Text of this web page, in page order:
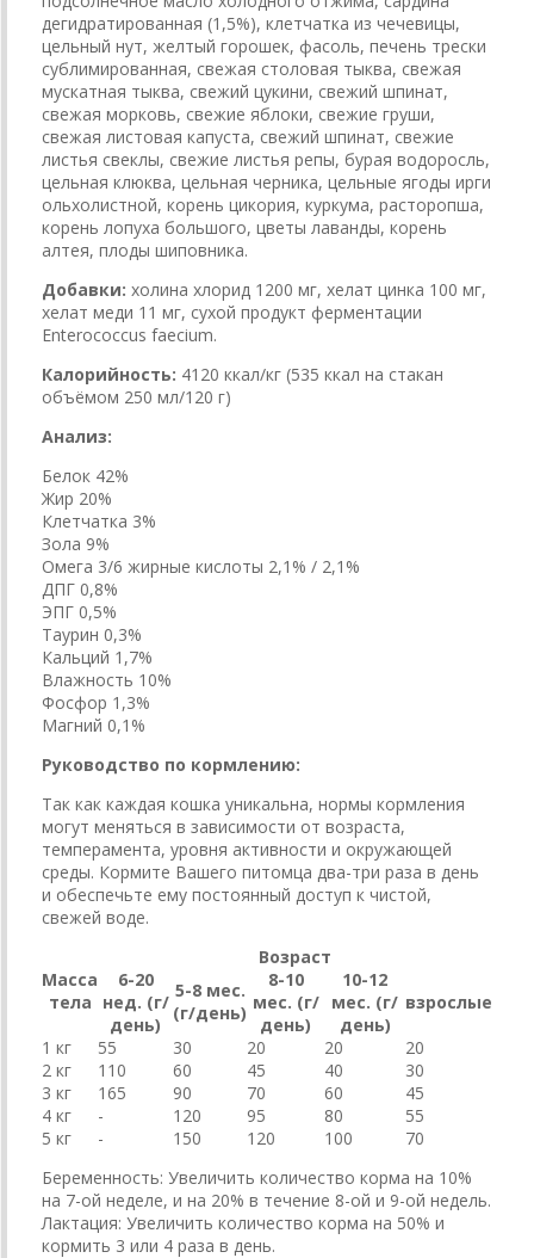
дегидратированная (1,5%), клетчатка из чечевицы,
цельный нут, желтый горошек, фасоль, печень трески
сублимированная, свежая столовая тыква, свежая
мускатная тыква, свежий цукини, свежий шпинат,
свежая морковь, свежие яблоки, свежие груши,
свежая листовая капуста, свежий шпинат, свежие
листья свеклы, свежие листья репы, бурая водоросль,
цельная клюква, цельная черника, цельные ягоды ирги
ольхолистной, корень цикория, куркума, расторопша,
корень лопуха большого, цветы лаванды, корень
алтея, плоды шиповника.
Добавки: холина хлорид 1200 мг, хелат цинка 100 мг,
хелат меди 11 мг, сухой продукт ферментации
Enterococcus faecium.
Калорийность: 4120 ккал/кг (535 ккал на стакан
объёмом 250 мл/120 г)
Анализ:
Белок 42%
Жир 20%
Клетчатка 3%
Зола 9%
Омега 3/6 жирные кислоты 2,1% / 2,1%
ДПГ 0,8%
ЭПГ 0,5%
Таурин 0,3%
Кальций 1,7%
Влажность 10%
Фосфор 1,3%
Магний 0,1%
Руководство по кормлению:
Так как каждая кошка уникальна, нормы кормления
могут меняться в зависимости от возраста,
темперамента, уровня активности и окружающей
среды. Кормите Вашего питомца два-три раза в день
и обеспечьте ему постоянный доступ к чистой,
свежей воде.
Масса
тела
Возраст
6-20
нед. (г/
день)
5-8 мес.
(г/день)
8-10
мес. (г/
день)
10-12
мес. (г/
день)
взрослые
1 кг
55 30 20 20
20
2 кг
110 60 45 40
30
3 кг
165 90 70 60
45
4 кг
- 120 95 80
55
5 кг
- 150 120 100
70
Беременность: Увеличить количество корма на 10%
на 7-ой неделе, и на 20% в течение 8-ой и 9-ой недель.
Лактация: Увеличить количество корма на 50% и
кормить 3 или 4 раза в день.